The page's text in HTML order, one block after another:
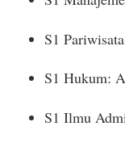
S1
S1 Hukum:
S1 Ilmu